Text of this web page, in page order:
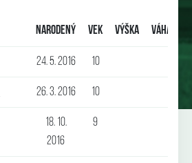
Narodený Vek Výška Váha
24. 5. 2016 10
26. 3. 2016 10
18. 10.
2016
9